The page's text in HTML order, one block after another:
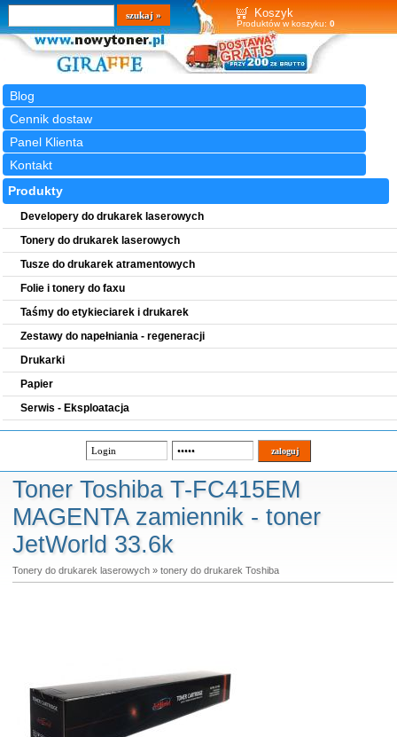
Koszyk
Produktów w koszyku: 0
Blog
Cennik dostaw
Panel Klienta
Kontakt
Wyszukiwarka
szukaj
Produkty
Developery do drukarek laserowych
Tonery do drukarek laserowych
Tusze do drukarek atramentowych
Folie i tonery do faxu
Taśmy do etykieciarek i drukarek
Zestawy do napełniania - regeneracji
Drukarki
Papier
Serwis - Eksploatacja
Toner Toshiba T-FC415EM
MAGENTA zamiennik - toner
JetWorld 33.6k
Tonery do drukarek laserowych» tonery do drukarek Toshiba